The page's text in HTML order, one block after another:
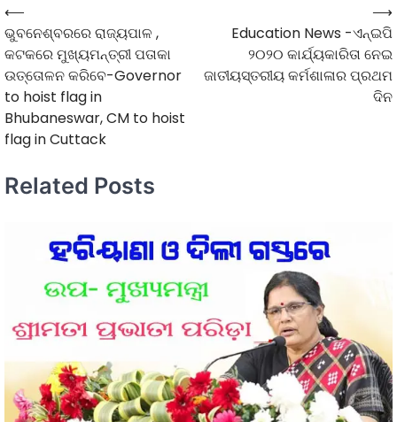
⟵
ଭୁବନେଶ୍ବରରେ ରାଜ୍ୟପାଳ ,
କଟକରେ ମୁଖ୍ୟମନ୍ତ୍ରୀ ପତାକା
ଉତ୍ତୋଳନ କରିବେ-Governor
to hoist flag in
Bhubaneswar, CM to hoist
flag in Cuttack
Education News -ଏନ୍ଇପି
୨୦୨୦ କାର୍ଯ୍ୟକାରିତା ନେଇ
ଜାତୀୟସ୍ତରୀୟ କର୍ମଶାଳାର ପ୍ରଥମ
ଦିନ
⟶
Related Posts